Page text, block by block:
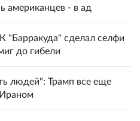
американцев - в ад
"Барракуда" сделал селфи
до гибели
людей": Трамп все еще